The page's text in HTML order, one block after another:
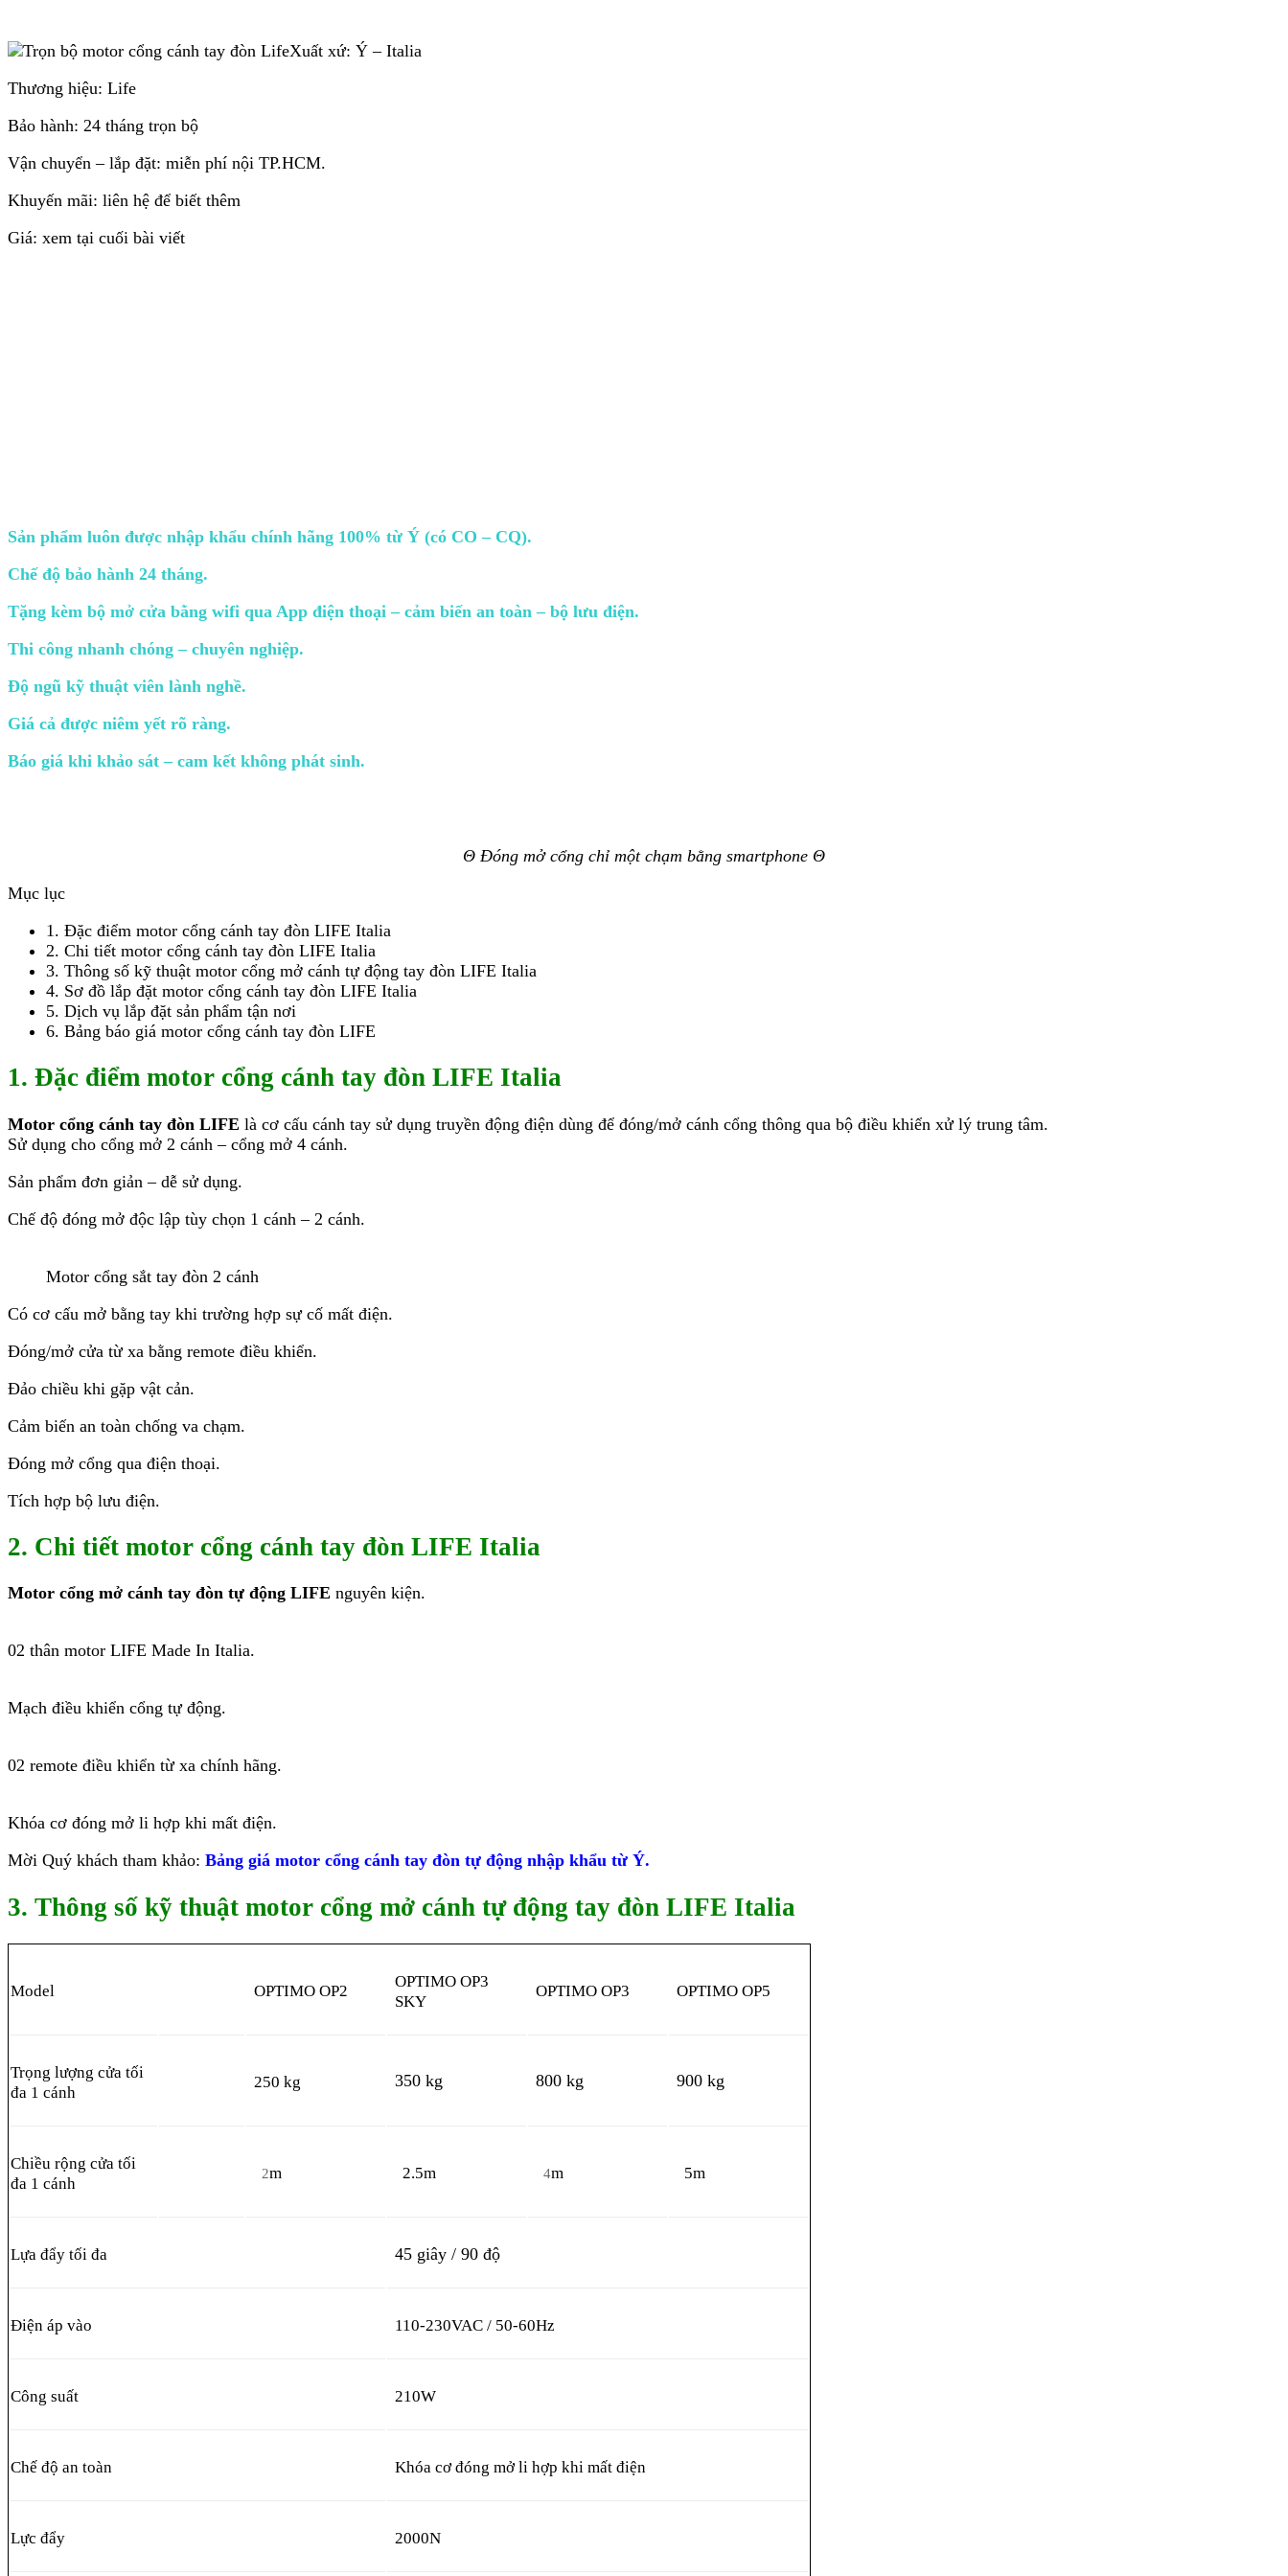
Xuất xứ: Ý – Italia
Thương hiệu: Life
Bảo hành: 24 tháng trọn bộ
Vận chuyển – lắp đặt: miễn phí nội TP.HCM.
Khuyến mãi: liên hệ để biết thêm
Giá: xem tại cuối bài viết
Sản phẩm luôn được nhập khẩu chính hãng 100% từ Ý (có CO – CQ).
Chế độ bảo hành 24 tháng.
Tặng kèm bộ mở cửa bằng wifi qua App điện thoại – cảm biến an toàn – bộ lưu điện.
Thi công nhanh chóng – chuyên nghiệp.
Độ ngũ kỹ thuật viên lành nghề.
Giá cả được niêm yết rõ ràng.
Báo giá khi khảo sát – cam kết không phát sinh.
Θ Đóng mở cổng chỉ một chạm bằng smartphone Θ
Mục lục
1. Đặc điểm motor cổng cánh tay đòn LIFE Italia
2. Chi tiết motor cổng cánh tay đòn LIFE Italia
3. Thông số kỹ thuật motor cổng mở cánh tự động tay đòn LIFE Italia
4. Sơ đồ lắp đặt motor cổng cánh tay đòn LIFE Italia
5. Dịch vụ lắp đặt sản phẩm tận nơi
6. Bảng báo giá motor cổng cánh tay đòn LIFE
1. Đặc điểm motor cổng cánh tay đòn LIFE Italia
Motor cổng cánh tay đòn LIFE là cơ cấu cánh tay sử dụng truyền động điện dùng để đóng/mở cánh cổng thông qua bộ điều khiển xử lý trung tâm.
Sử dụng cho cổng mở 2 cánh – cổng mở 4 cánh.
Sản phẩm đơn giản – dễ sử dụng.
Chế độ đóng mở độc lập tùy chọn 1 cánh – 2 cánh.
Motor cổng sắt tay đòn 2 cánh
Có cơ cấu mở bằng tay khi trường hợp sự cố mất điện.
Đóng/mở cửa từ xa bằng remote điều khiển.
Đảo chiều khi gặp vật cản.
Cảm biến an toàn chống va chạm.
Đóng mở cổng qua điện thoại.
Tích hợp bộ lưu điện.
2. Chi tiết motor cổng cánh tay đòn LIFE Italia
Motor cổng mở cánh tay đòn tự động LIFE nguyên kiện.
02 thân motor LIFE Made In Italia.
Mạch điều khiển cổng tự động.
02 remote điều khiển từ xa chính hãng.
Khóa cơ đóng mở li hợp khi mất điện.
Mời Quý khách tham khảo: Bảng giá motor cổng cánh tay đòn tự động nhập khẩu từ Ý.
3. Thông số kỹ thuật motor cổng mở cánh tự động tay đòn LIFE Italia
Model OPTIMO OP2
OPTIMO OP3
SKY
OPTIMO OP3 OPTIMO OP5
Trọng lượng cửa tối
đa 1 cánh
250 kg 350 kg 800 kg 900 kg
Chiều rộng cửa tối
đa 1 cánh
2m 2.5m 4m 5m
Lựa đẩy tối đa 45 giây / 90 độ
Điện áp vào 110-230VAC / 50-60Hz
Công suất 210W
Chế độ an toàn Khóa cơ đóng mở li hợp khi mất điện
Lực đẩy 2000N